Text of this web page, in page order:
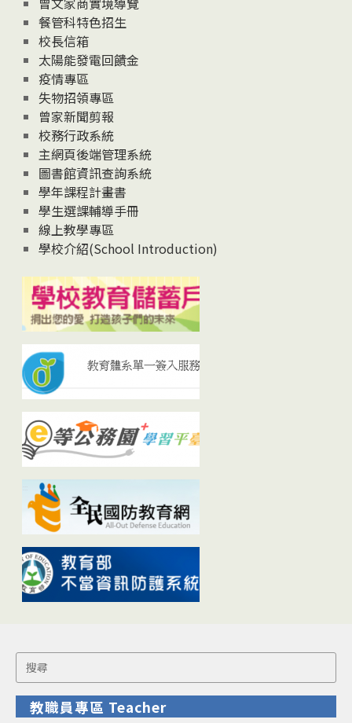
News餐管科特色招生
校長信箱
太陽能發電回饋金
疫情專區
失物招領專區
曾家新聞剪報
校務行政系統
主網頁後端管理系統
圖書館資訊查詢系統
學年課程計畫書
學生選課輔導手冊
線上教學專區
學校介紹(School Introduction)
Search
for:
教職員專區 Teacher